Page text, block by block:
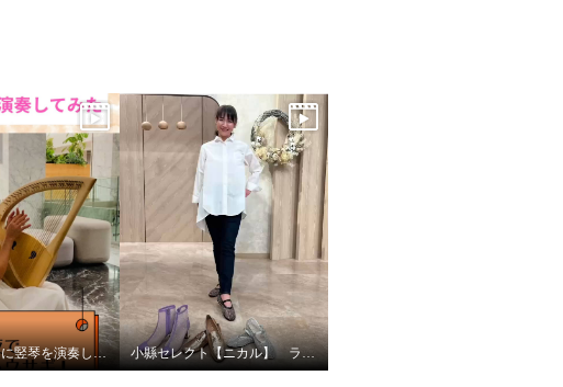
小縣キャストに竪琴を演奏してもらいました 小縣セレクト【ニカル】 ラインナップ！